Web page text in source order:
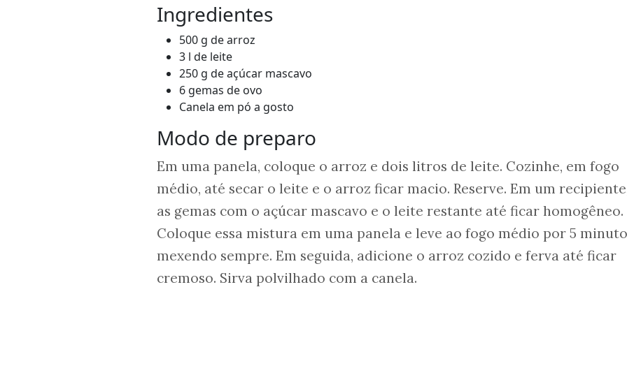
Ingredientes
500 g de arroz
3 l de leite
250 g de açúcar mascavo
6 gemas de ovo
Canela em pó a gosto
Modo de preparo
Em uma panela, coloque o arroz e dois litros de leite. Cozinhe, em fogo
médio, até secar o leite e o arroz ficar macio. Reserve. Em um
as gemas com o açúcar mascavo e o leite restante até ficar homogêneo.
Coloque essa mistura em uma panela e leve ao fogo médio por 5
mexendo sempre. Em seguida, adicione o arroz cozido e ferva até ficar
cremoso. Sirva polvilhado com a canela.